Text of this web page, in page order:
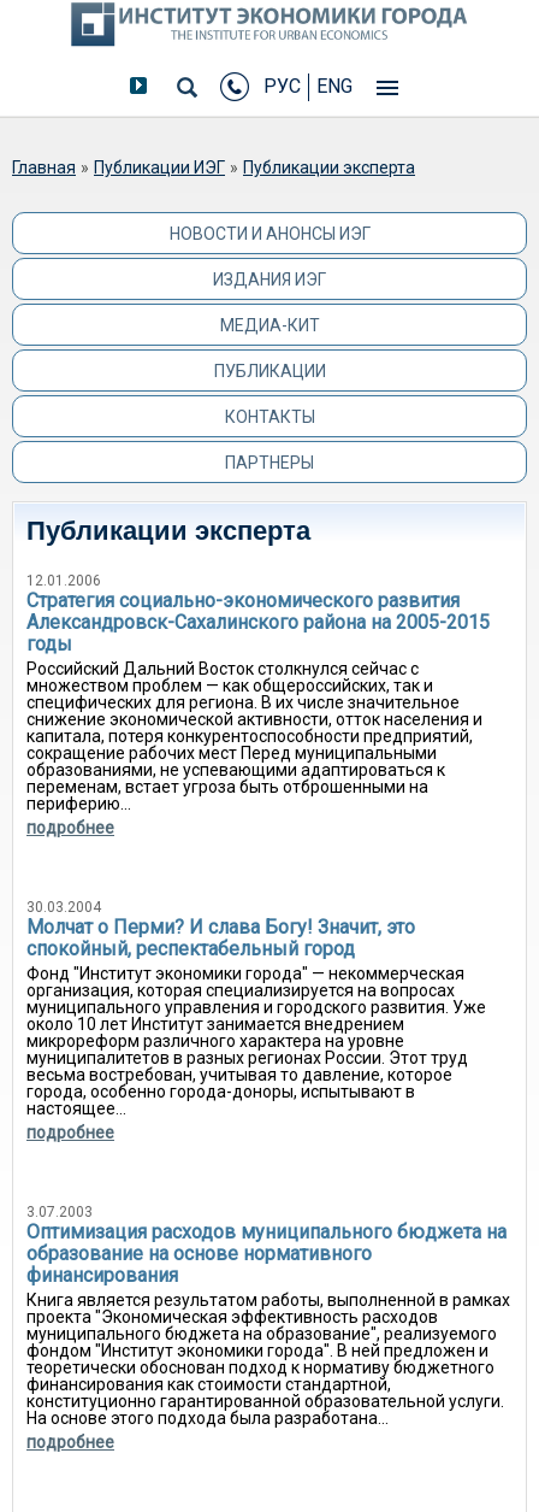
РУС ENG
Вы здесь
Главная » Публикации ИЭГ » Публикации эксперта
НОВОСТИ И АНОНСЫ ИЭГ
ИЗДАНИЯ ИЭГ
МЕДИА-КИТ
ПУБЛИКАЦИИ
КОНТАКТЫ
ПАРТНЕРЫ
Публикации эксперта
12.01.2006
Стратегия социально-экономического развития
Александровск-Сахалинского района на 2005-2015
годы
Российский Дальний Восток столкнулся сейчас с
множеством проблем — как общероссийских, так и
специфических для региона. В их числе значительное
снижение экономической активности, отток населения и
капитала, потеря конкурентоспособности предприятий,
сокращение рабочих мест Перед муниципальными
образованиями, не успевающими адаптироваться к
переменам, встает угроза быть отброшенными на
периферию...
подробнее
30.03.2004
Молчат о Перми? И слава Богу! Значит, это
спокойный, респектабельный город
Фонд "Институт экономики города" — некоммерческая
организация, которая специализируется на вопросах
муниципального управления и городского развития. Уже
около 10 лет Институт занимается внедрением
микрореформ различного характера на уровне
муниципалитетов в разных регионах России. Этот труд
весьма востребован, учитывая то давление, которое
города, особенно города-доноры, испытывают в
настоящее...
подробнее
3.07.2003
Оптимизация расходов муниципального бюджета на
образование на основе нормативного
финансирования
Книга является результатом работы, выполненной в рамках
проекта "Экономическая эффективность расходов
муниципального бюджета на образование", реализуемого
фондом "Институт экономики города". В ней предложен и
теоретически обоснован подход к нормативу бюджетного
финансирования как стоимости стандартной,
конституционно гарантированной образовательной услуги.
На основе этого подхода была разработана...
подробнее